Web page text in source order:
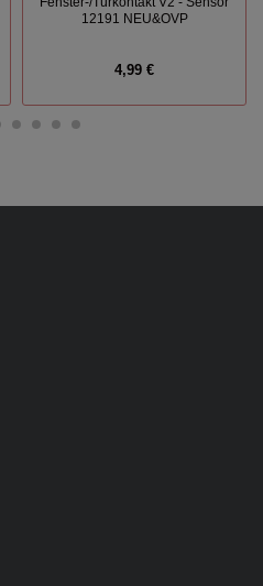
12191 NEU&OVP
4,99 €